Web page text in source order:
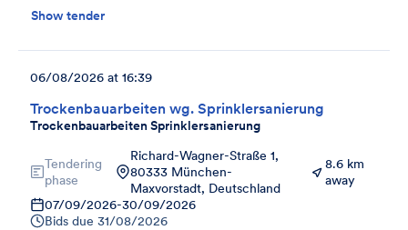
Show tender
Trockenbauarbeiten wg. Sprinklersanierung
Trockenbauarbeiten Sprinklersanierung
06/08/2026 at 16:39
Tendering
phase
Richard-Wagner-Straße 1,
80333 München-
Maxvorstadt, Deutschland
8.6 km
away
07/09/2026-30/09/2026
Bids due 31/08/2026